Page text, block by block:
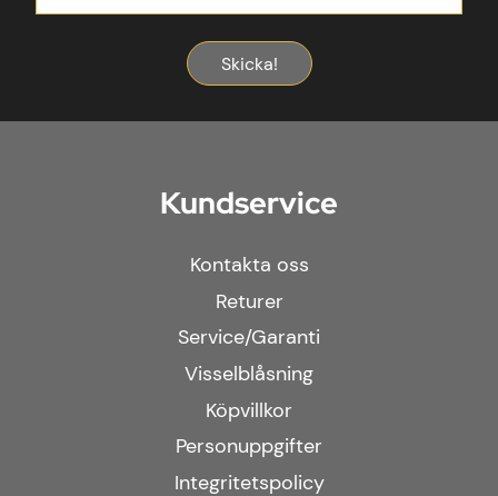
Skicka!
Kundservice
Kontakta oss
Returer
Service/Garanti
Visselblåsning
Köpvillkor
Personuppgifter
Integritetspolicy